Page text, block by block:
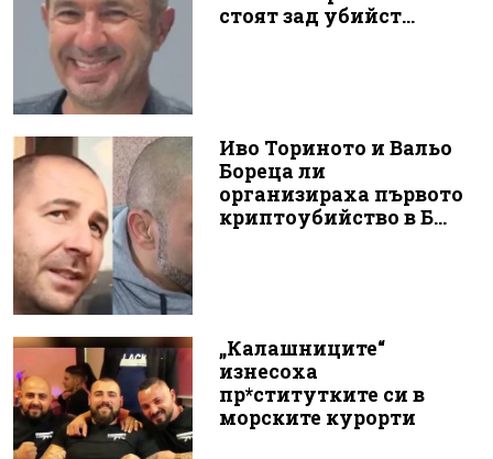
стоят зад убийст...
Иво Ториното и Вальо
Бореца ли
организираха първото
криптоубийство в Б...
„Калашниците“
изнесоха
пр*ститутките си в
морските курорти